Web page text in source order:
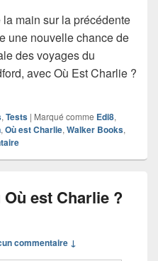
la main sur la précédente
une nouvelle chance de
des voyages du
avec Où Est Charlie ?
, Tests | Marqué comme Edi8,
, Où est Charlie, Walker Books,
est Charlie ?
commentaire ↓